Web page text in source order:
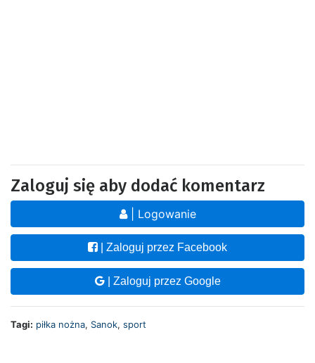
Zaloguj się aby dodać komentarz
| Logowanie
| Zaloguj przez Facebook
| Zaloguj przez Google
Tagi: piłka nożna, Sanok, sport